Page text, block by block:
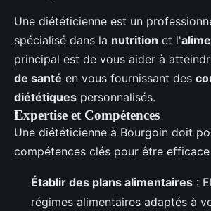
Une diététicienne est un
spécialisé dans la nutrition et l'
principal est de vous aider à
de santé en vous fournissant des
diététiques personnalisés.
Expertise et Compétences
Une diététicienne à Bourgoin doit
compétences clés pour être efficace
Établir des plans alimentaires :
régimes alimentaires adaptés à